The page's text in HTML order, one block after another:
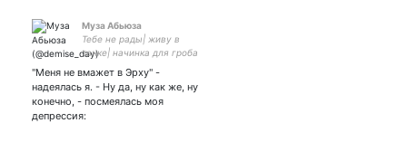
Муза Абьюза
Тебе не рады| живу в
танке| начинка для гроба
"Меня не вмажет в Эрху" -
надеялась я. - Ну да, ну как же, ну
конечно, - посмеялась моя
депрессия: